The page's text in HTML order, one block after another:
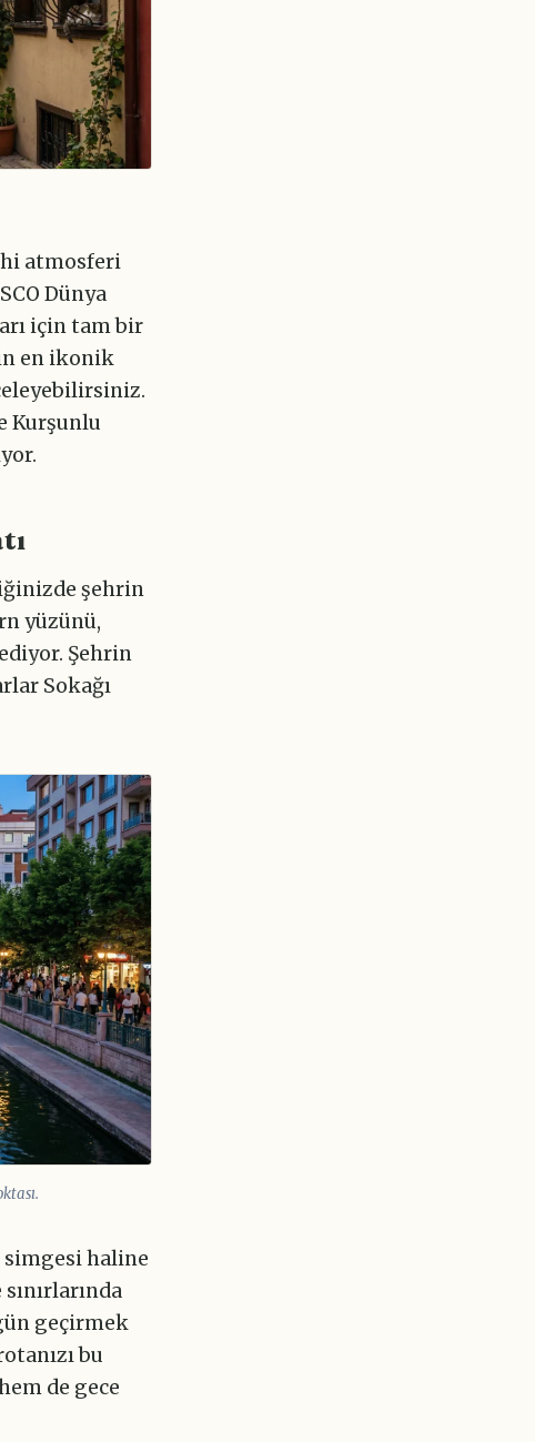
atmosferi
Dünya
için tam bir
en ikonik
Kurşunlu
şehrin
yüzünü,
Şehrin
Sokağı
simgesi haline
geçirmek
bu
de gece